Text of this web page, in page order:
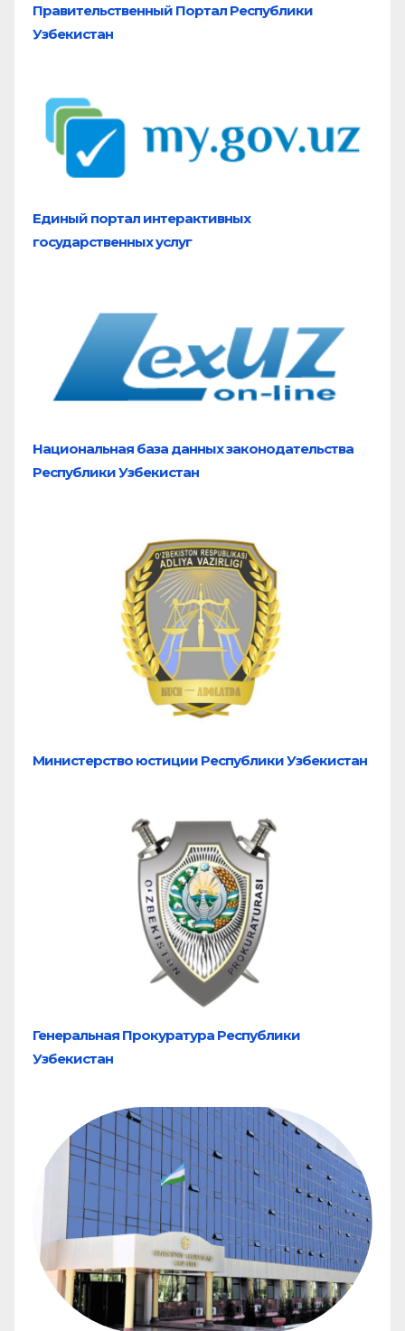
Правительственный Портал Республики
Узбекистан
Единый портал интерактивных
государственных услуг
Национальная база данных законодательства
Республики Узбекистан
Министерство юстиции Республики Узбекистан
Генеральная Прокуратура Республики
Узбекистан